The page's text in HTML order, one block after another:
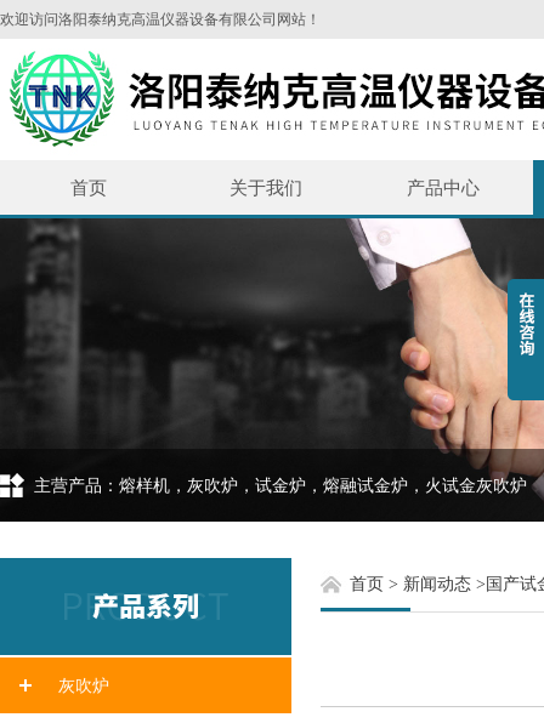
欢迎访问洛阳泰纳克高温仪器设备有限公司网站！
首页 关于我们 产品中心
主营产品：熔样机，灰吹炉，试金炉，熔融试金炉，火试金灰吹炉
灰吹炉
首页 > 新闻动态 > 国产试